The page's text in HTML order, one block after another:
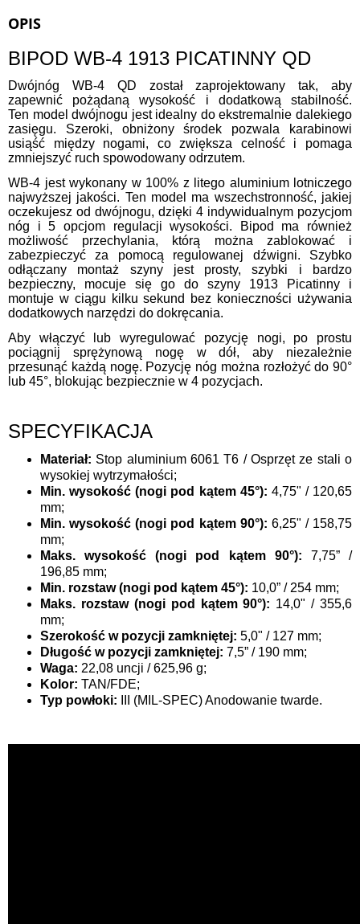
OPIS
BIPOD WB-4 1913 PICATINNY QD
Dwójnóg WB-4 QD został zaprojektowany tak, aby
zapewnić pożądaną wysokość i dodatkową stabilność.
Ten model dwójnogu jest idealny do ekstremalnie dalekiego
zasięgu. Szeroki, obniżony środek pozwala karabinowi
usiąść między nogami, co zwiększa celność i pomaga
zmniejszyć ruch spowodowany odrzutem.
WB-4 jest wykonany w 100% z litego aluminium lotniczego
najwyższej jakości. Ten model ma wszechstronność, jakiej
oczekujesz od dwójnogu, dzięki 4 indywidualnym pozycjom
nóg i 5 opcjom regulacji wysokości. Bipod ma również
możliwość przechylania, którą można zablokować i
zabezpieczyć za pomocą regulowanej dźwigni. Szybko
odłączany montaż szyny jest prosty, szybki i bardzo
bezpieczny, mocuje się go do szyny 1913 Picatinny i
montuje w ciągu kilku sekund bez konieczności używania
dodatkowych narzędzi do dokręcania.
Aby włączyć lub wyregulować pozycję nogi, po prostu
pociągnij sprężynową nogę w dół, aby niezależnie
przesunąć każdą nogę. Pozycję nóg można rozłożyć do 90°
lub 45°, blokując bezpiecznie w 4 pozycjach.
SPECYFIKACJA
Materiał: Stop aluminium 6061 T6 / Osprzęt ze stali o
wysokiej wytrzymałości;
Min. wysokość (nogi pod kątem 45°): 4,75" / 120,65
mm;
Min. wysokość (nogi pod kątem 90°): 6,25" / 158,75
mm;
Maks. wysokość (nogi pod kątem 90°): 7,75” /
196,85 mm;
Min. rozstaw (nogi pod kątem 45°): 10,0” / 254 mm;
Maks. rozstaw (nogi pod kątem 90°): 14,0" / 355,6
mm;
Szerokość w pozycji zamkniętej: 5,0" / 127 mm;
Długość w pozycji zamkniętej: 7,5” / 190 mm;
Waga: 22,08 uncji / 625,96 g;
Kolor: TAN/FDE;
Typ powłoki: III (MIL-SPEC) Anodowanie twarde.